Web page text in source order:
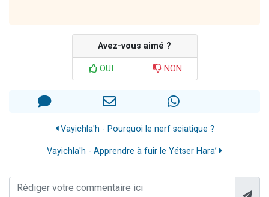
Avez-vous aimé ?
OUI NON
Vayichla'h - Pourquoi le nerf sciatique ?
Vayichla'h - Apprendre à fuir le Yétser Hara’